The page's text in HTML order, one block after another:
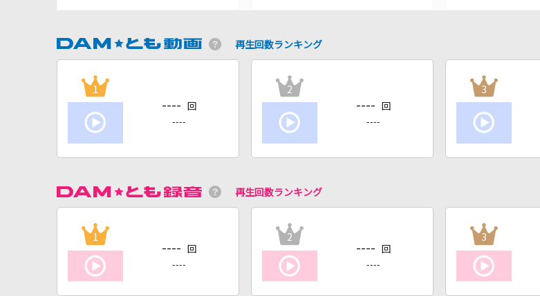
再生回数ランキング
1
---- 回
----
2
---- 回
----
3
再生回数ランキング
1
---- 回
----
2
---- 回
----
3